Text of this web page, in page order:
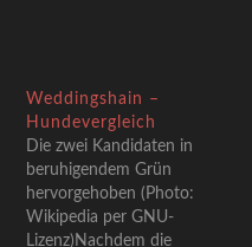
Weddingshain –
Hundevergleich
Die zwei Kandidaten in
beruhigendem Grün
hervorgehoben (Photo:
Wikipedia per GNU-
Lizenz)Nachdem die